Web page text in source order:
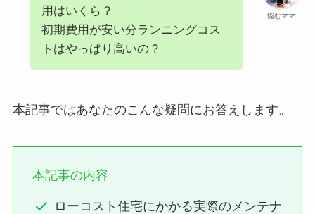
悩むママ
用はいくら？
初期費用が安い分ランニングコス
トはやっぱり高いの？
本記事ではあなたのこんな疑問にお答えします。
本記事の内容
ローコスト住宅にかかる実際のメンテナ